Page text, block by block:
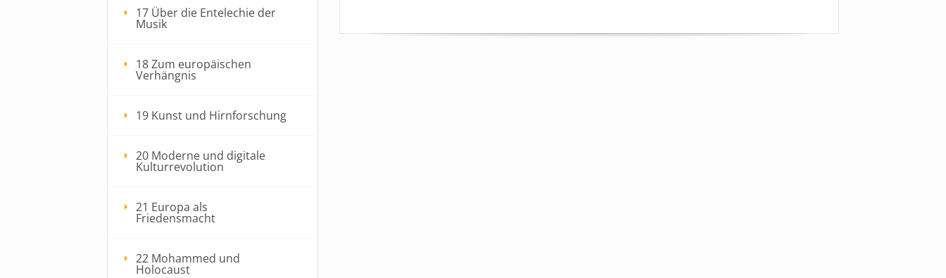
17 Über die Entelechie der
Musik
18 Zum europäischen
Verhängnis
19 Kunst und Hirnforschung
20 Moderne und digitale
Kulturrevolution
21 Europa als
Friedensmacht
22 Mohammed und
Holocaust